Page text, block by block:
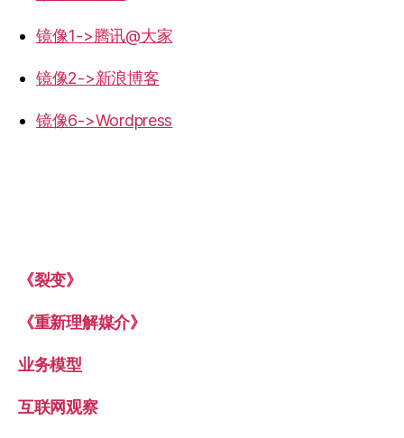
镜像1->腾讯@大家
镜像2->新浪博客
镜像6->Wordpress
《裂变》
《重新理解媒介》
业务模型
互联网观察